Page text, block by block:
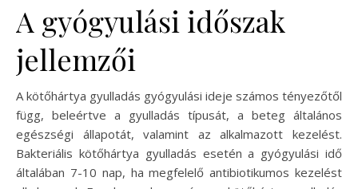
A gyógyulási időszak
jellemzői
A kötőhártya gyulladás gyógyulási ideje számos tényezőtől
függ, beleértve a gyulladás típusát, a beteg általános
egészségi állapotát, valamint az alkalmazott kezelést.
Bakteriális kötőhártya gyulladás esetén a gyógyulási idő
általában 7-10 nap, ha megfelelő antibiotikumos kezelést